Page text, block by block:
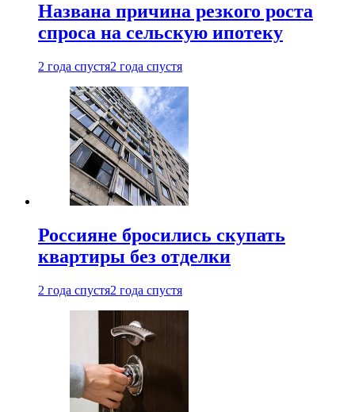
Названа причина резкого роста
спроса на сельскую ипотеку
2 года спустя2 года спустя
Россияне бросились скупать
квартиры без отделки
2 года спустя2 года спустя